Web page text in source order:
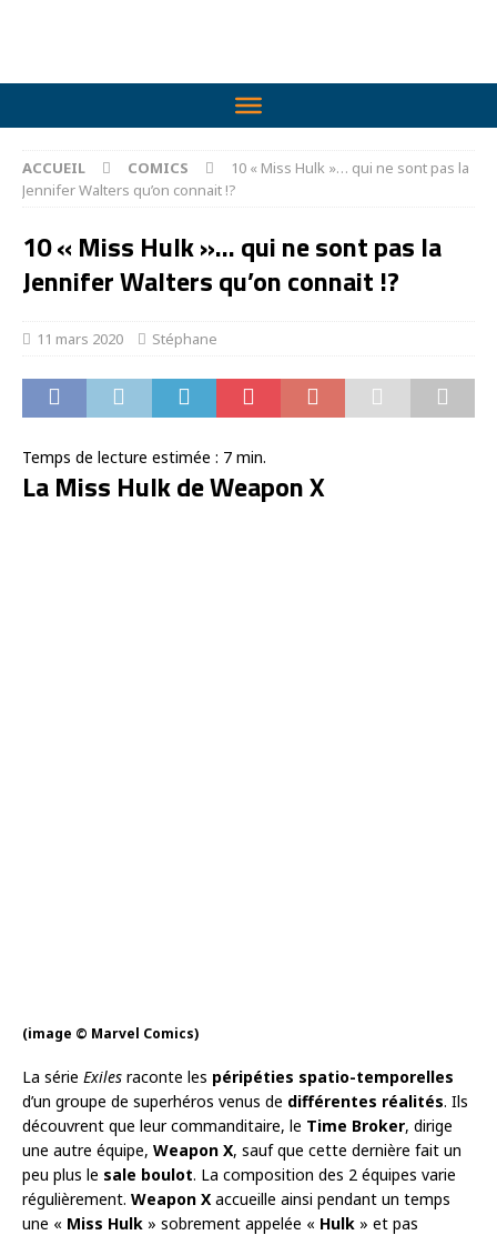
ACCUEIL COMICS
10 « Miss Hulk »… qui ne sont pas la
Jennifer Walters qu’on connait !?
10 « Miss Hulk »… qui ne sont pas la
Jennifer Walters qu’on connait !?
11 mars 2020 Stéphane
Temps de lecture estimée : 7 min.
La Miss Hulk de Weapon X
(image © Marvel Comics)
La série Exiles raconte les péripéties spatio-temporelles
d’un groupe de superhéros venus de différentes réalités. Ils
découvrent que leur commanditaire, le Time Broker, dirige
une autre équipe, Weapon X, sauf que cette dernière fait un
peu plus le sale boulot. La composition des 2 équipes varie
régulièrement. Weapon X accueille ainsi pendant un temps
une « Miss Hulk » sobrement appelée « Hulk » et pas